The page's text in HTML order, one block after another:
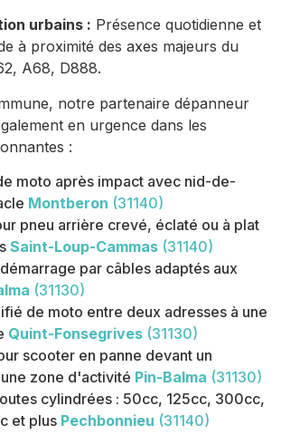
urbains : Présence quotidienne et
à proximité des axes majeurs du
A68, D888.
notre partenaire dépanneur
en urgence dans les
:
moto après impact avec nid-de-
Montberon (31140)
pneu arrière crevé, éclaté ou à plat
Saint-Loup-Cammas (31140)
par câbles adaptés aux
(31130)
de moto entre deux adresses à une
Quint-Fonsegrives (31130)
scooter en panne devant un
zone d'activité Pin-Balma (31130)
cylindrées : 50cc, 125cc, 300cc,
et plus Pechbonnieu (31140)